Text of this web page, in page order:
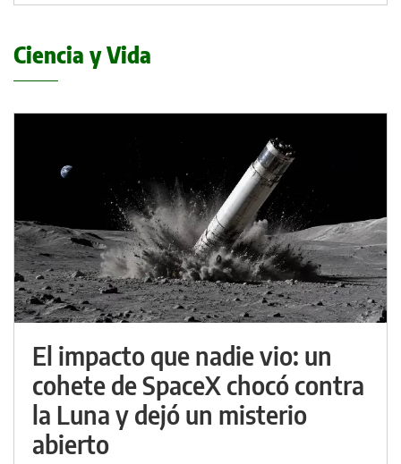
Ciencia y Vida
El impacto que nadie vio: un
cohete de SpaceX chocó contra
la Luna y dejó un misterio
abierto